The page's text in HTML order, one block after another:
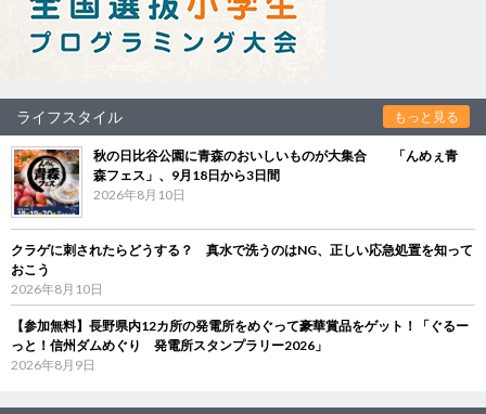
ライフスタイル もっと見る
秋の日比谷公園に青森のおいしいものが大集合 「んめぇ青
森フェス」、9月18日から3日間
2026年8月10日
クラゲに刺されたらどうする？ 真水で洗うのはNG、正しい応急処置を知って
おこう
2026年8月10日
【参加無料】長野県内12カ所の発電所をめぐって豪華賞品をゲット！「ぐるー
っと！信州ダムめぐり 発電所スタンプラリー2026」
2026年8月9日